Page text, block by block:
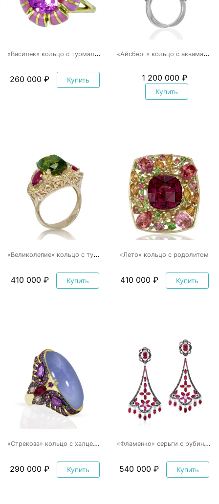
«
Василек» кольцо с турмалином и эмалью
260 000 ₽ Купить
«
Айсберг» кольцо с аквамарином и бриллиантами
1 200 000 ₽
Купить
«
Великолепие» кольцо с турмалином, родолитом и бриллиантами
410 000 ₽ Купить
«Лето» кольцо с родолитом
410 000 ₽ Купить
«
Стрекоза» кольцо с халцедоном
290 000 ₽ Купить
«
Фламенко» серьги с рубинами и черными бриллиантами
540 000 ₽ Купить